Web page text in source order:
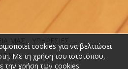
ΜΑΣ
ΥΠΗΡΕΣΙΕΣ
cookies για να βελτιώσει
Με τη χρήση του ιστοτόπου,
την χρήση των cookies.